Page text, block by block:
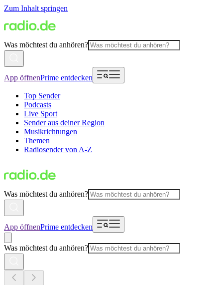
Zum Inhalt springen
Was möchtest du anhören?
App öffnenPrime entdecken
Top Sender
Podcasts
Live Sport
Sender aus deiner Region
Musikrichtungen
Themen
Radiosender von A-Z
Was möchtest du anhören?
App öffnenPrime entdecken
Was möchtest du anhören?